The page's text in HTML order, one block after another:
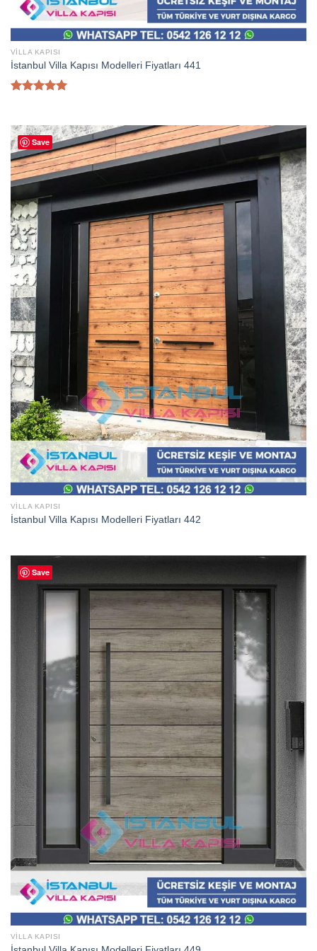
VILLA KAPISI
İstanbul Villa Kapısı Modelleri Fiyatları 441
aldı
Save
VILLA KAPISI
İstanbul Villa Kapısı Modelleri Fiyatları 442
Save
VILLA KAPISI